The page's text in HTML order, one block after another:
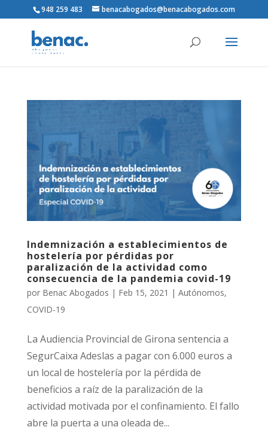
948 259 483 benacabogados@benacabogados.com
Indemnización a establecimientos de
hostelería por pérdidas por
paralización de la actividad como
consecuencia de la pandemia covid-19
por Benac Abogados | Feb 15, 2021 | Autónomos,
COVID-19
La Audiencia Provincial de Girona sentencia a
SegurCaixa Adeslas a pagar con 6.000 euros a
un local de hostelería por la pérdida de
beneficios a raíz de la paralización de la
actividad motivada por el confinamiento. El fallo
abre la puerta a una oleada de...